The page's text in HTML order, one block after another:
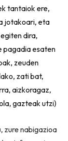
tantaiok ere,
jotakoari, eta
dira,
pagadia esaten
zeuden
zati bat,
aizkoragaz,
gazteak utzi)
zure nabigazioa